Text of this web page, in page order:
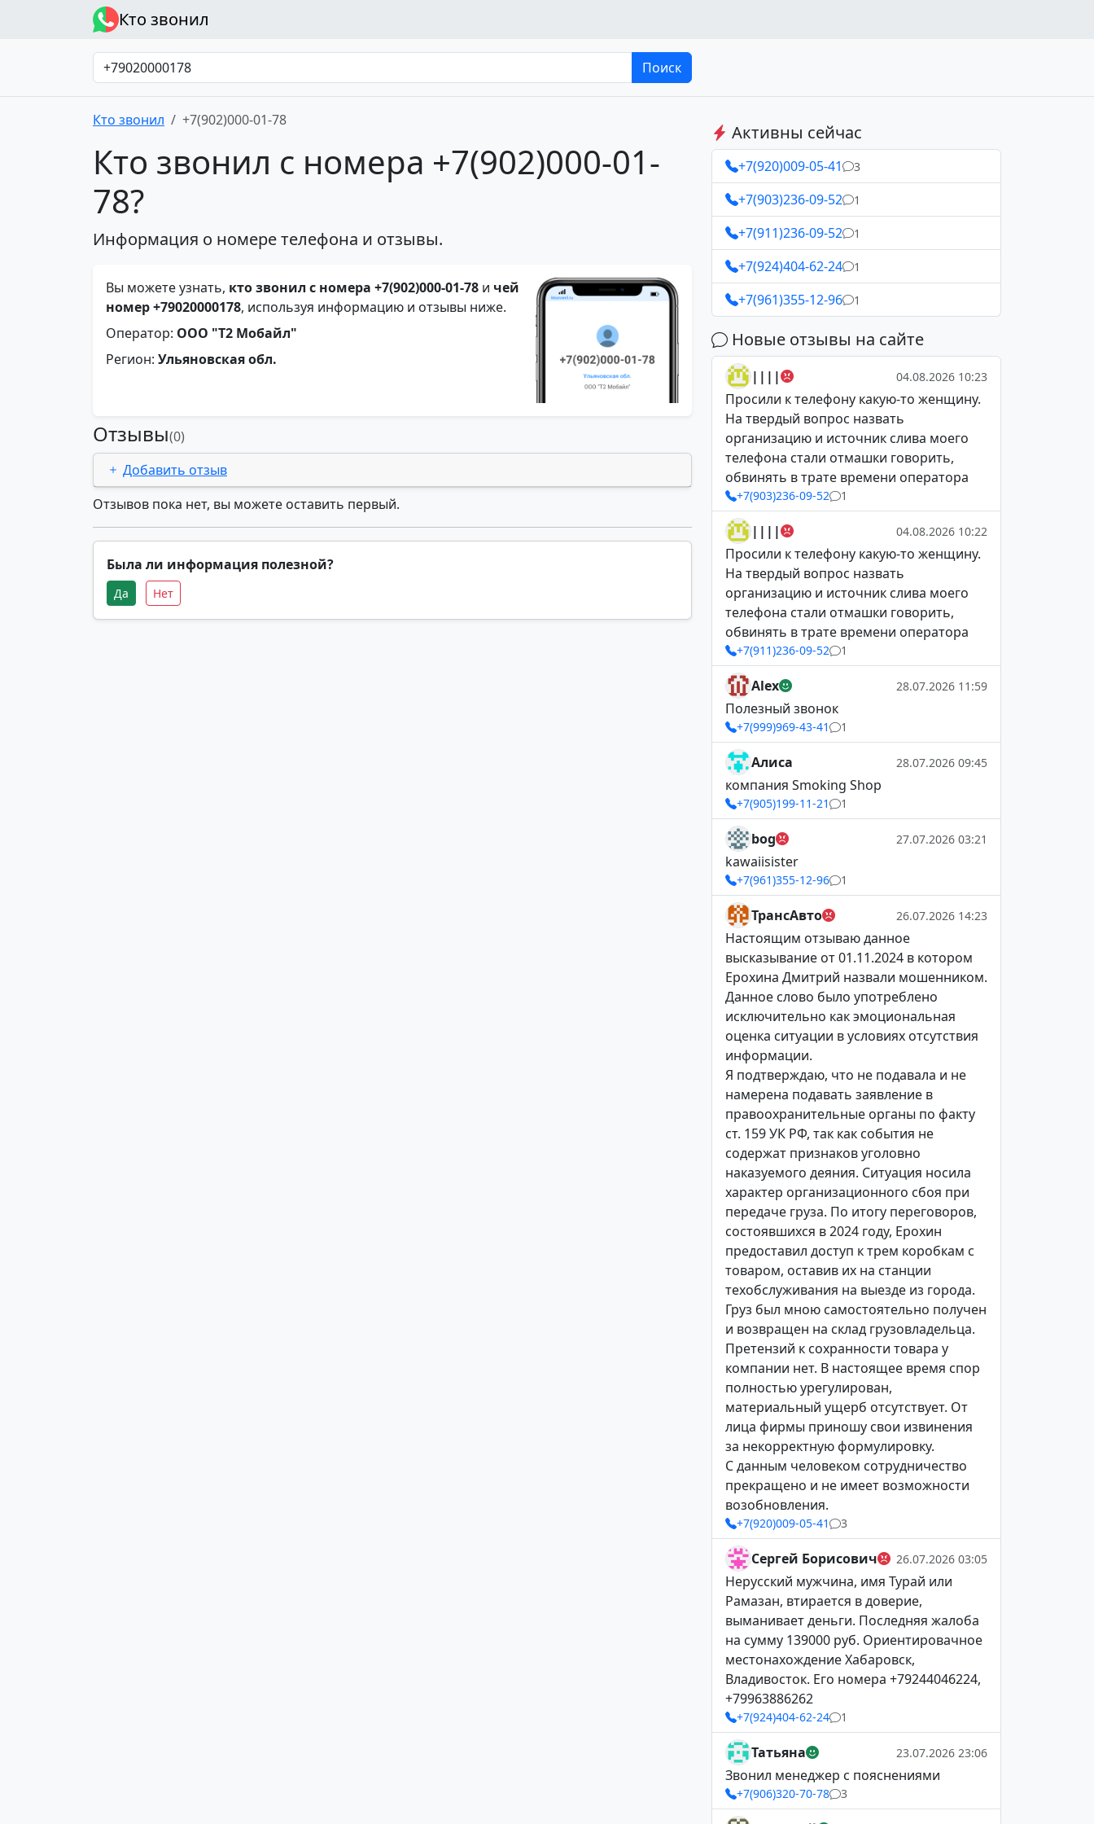
Кто звонил
Поиск
Кто звонил +7(902)000-01-78
Кто звонил с номера +7(902)000-01-
78?
Информация о номере телефона и отзывы.
Вы можете узнать, кто звонил с номера +7(902)000-01-78 и чей
номер +79020000178, используя информацию и отзывы ниже.
Оператор: ООО "Т2 Мобайл"
Регион: Ульяновская обл.
Отзывы(0)
Добавить отзыв
Отзывов пока нет, вы можете оставить первый.
Была ли информация полезной?
Да Нет
Активны сейчас
+7(920)009-05-41 3
+7(903)236-09-52 1
+7(911)236-09-52 1
+7(924)404-62-24 1
+7(961)355-12-96 1
Новые отзывы на сайте
|||| 04.08.2026 10:23
Просили к телефону какую-то женщину.
На твердый вопрос назвать
организацию и источник слива моего
телефона стали отмашки говорить,
обвинять в трате времени оператора
+7(903)236-09-52 1
|||| 04.08.2026 10:22
Просили к телефону какую-то женщину.
На твердый вопрос назвать
организацию и источник слива моего
телефона стали отмашки говорить,
обвинять в трате времени оператора
+7(911)236-09-52 1
Alex 28.07.2026 11:59
Полезный звонок
+7(999)969-43-41 1
Алиса 28.07.2026 09:45
компания Smoking Shop
+7(905)199-11-21 1
bog 27.07.2026 03:21
kawaiisister
+7(961)355-12-96 1
ТрансАвто 26.07.2026 14:23
Настоящим отзываю данное
высказывание от 01.11.2024 в котором
Ерохина Дмитрий назвали мошенником.
Данное слово было употреблено
исключительно как эмоциональная
оценка ситуации в условиях отсутствия
информации.
Я подтверждаю, что не подавала и не
намерена подавать заявление в
правоохранительные органы по факту
ст. 159 УК РФ, так как события не
содержат признаков уголовно
наказуемого деяния. Ситуация носила
характер организационного сбоя при
передаче груза. По итогу переговоров,
состоявшихся в 2024 году, Ерохин
предоставил доступ к трем коробкам с
товаром, оставив их на станции
техобслуживания на выезде из города.
Груз был мною самостоятельно получен
и возвращен на склад грузовладельца.
Претензий к сохранности товара у
компании нет. В настоящее время спор
полностью урегулирован,
материальный ущерб отсутствует. От
лица фирмы приношу свои извинения
за некорректную формулировку.
С данным человеком сотрудничество
прекращено и не имеет возможности
возобновления.
+7(920)009-05-41 3
Сергей Борисович 26.07.2026 03:05
Нерусский мужчина, имя Турай или
Рамазан, втирается в доверие,
выманивает деньги. Последняя жалоба
на сумму 139000 руб. Ориентировачное
местонахождение Хабаровск,
Владивосток. Его номера +79244046224,
+79963886262
+7(924)404-62-24 1
Татьяна 23.07.2026 23:06
Звонил менеджер с пояснениями
+7(906)320-70-78 3